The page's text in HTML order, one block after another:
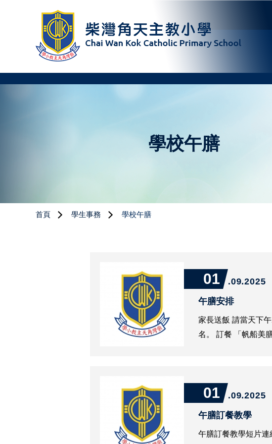
學校午膳
首頁 學生事務 學校午膳
01
.09.2025
午膳安排
家長送飯 請當天下
名。 訂餐 「帆船美
01
.09.2025
午膳訂餐教學
午膳訂餐教學短片連